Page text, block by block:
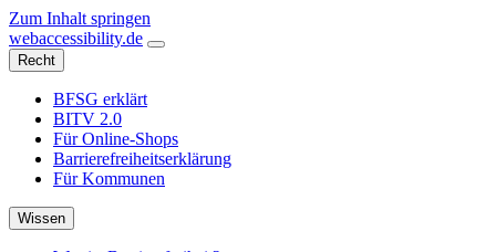
Zum Inhalt springen
webaccessibility.de
Recht
BFSG erklärt
BITV 2.0
Für Online-Shops
Barrierefreiheitserklärung
Für Kommunen
Wissen